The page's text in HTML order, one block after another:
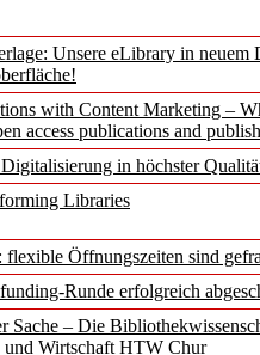
Unsere eLibrary in neuem
with Content Marketing –
access publications and
in höchster
Libraries
Öffnungszeiten sind
Runde erfolgreich
Sache – Die
und Wirtschaft HTW Chur
2026(Juni/Juli